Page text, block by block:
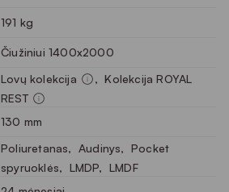
191 kg
Čiužiniui 1400x2000
Lovų kolekcija , Kolekcija ROYAL
REST
130 mm
Poliuretanas, Audinys, Pocket
spyruoklės, LMDP, LMDF